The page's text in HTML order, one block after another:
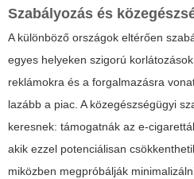
Szabályozás és
A különböző országok eltérően
egyes helyeken szigorú
reklámokra és a forgalmazásra
lazább a piac. A közegészségügyi
keresnek: támogatnák az e-
akik ezzel potenciálisan
miközben megpróbálják